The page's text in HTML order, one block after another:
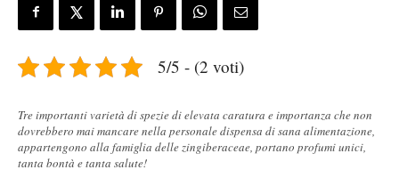
5/5 - (2 voti)
Tre importanti varietà di spezie di elevata caratura e importanza che non
dovrebbero mai mancare nella personale dispensa di sana alimentazione,
appartengono alla famiglia delle zingiberaceae, portano profumi unici,
tanta bontà e tanta salute!